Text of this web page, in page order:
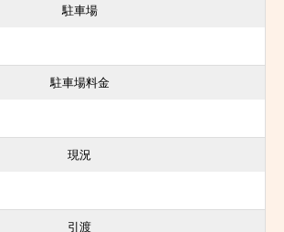
駐車場
駐車場料金
現況
引渡